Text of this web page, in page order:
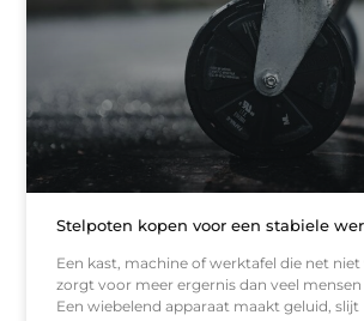
Stelpoten kopen voor een stabiele
Een kast, machine of werktafel die net niet
zorgt voor meer ergernis dan veel mensen
Een wiebelend apparaat maakt geluid, slijt